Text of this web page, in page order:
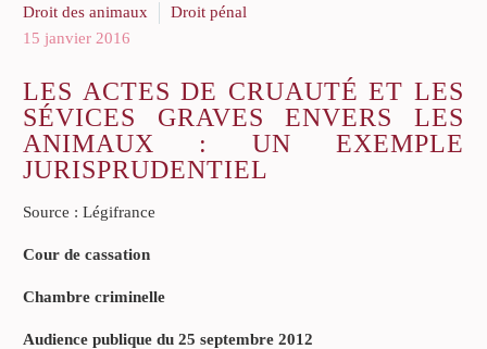
Droit des animaux
Droit pénal
15 janvier 2016
LES ACTES DE CRUAUTÉ ET LES
SÉVICES GRAVES ENVERS LES
ANIMAUX : UN EXEMPLE
JURISPRUDENTIEL
Source : Légifrance
Cour de cassation
Chambre criminelle
Audience publique du 25 septembre 2012